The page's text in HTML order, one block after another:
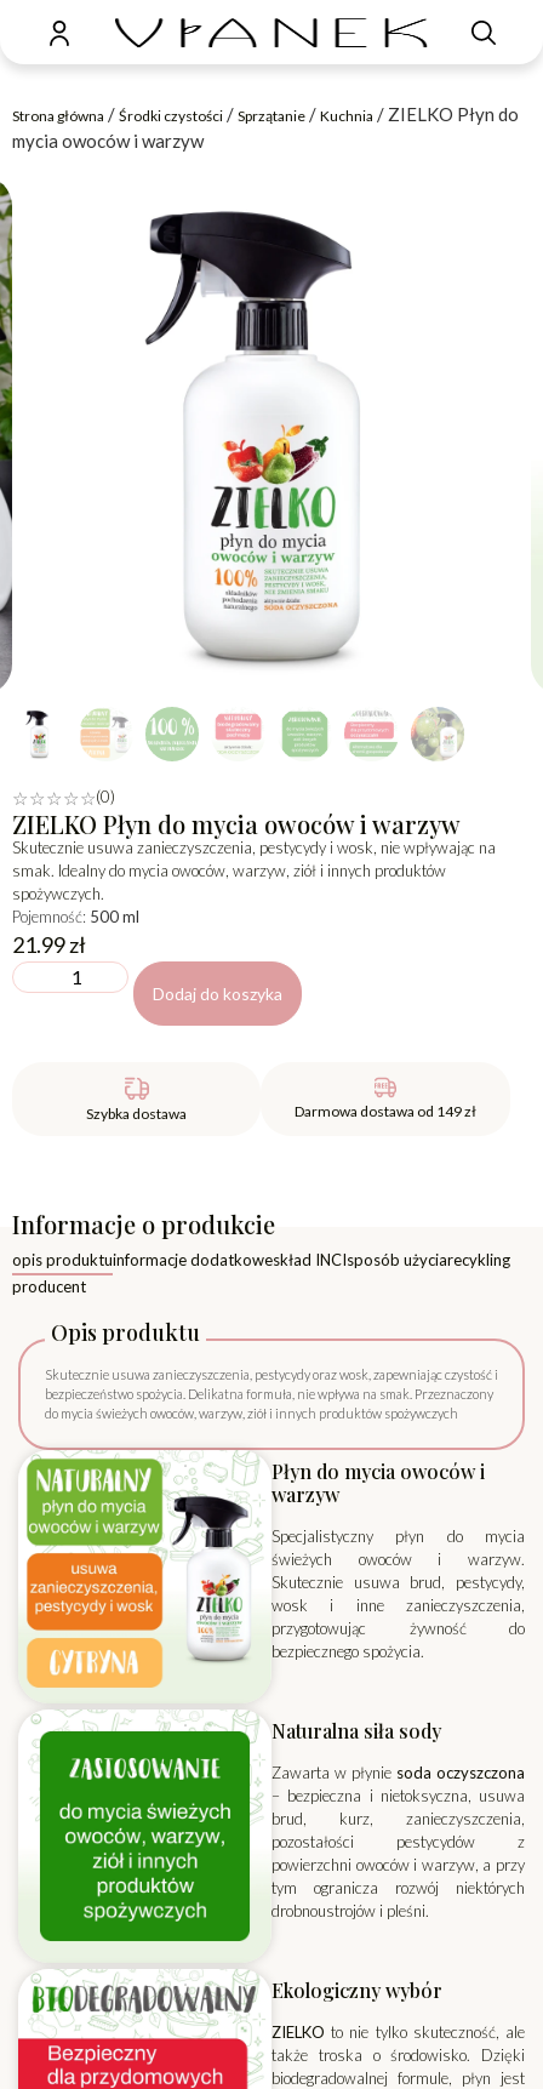
Strona główna / Środki czystości / Sprzątanie / Kuchnia / ZIELKO Płyn do
mycia owoców i warzyw
☆☆☆☆☆(0)
ZIELKO Płyn do mycia owoców i warzyw
Skutecznie usuwa zanieczyszczenia, pestycydy i wosk, nie wpływając na
smak. Idealny do mycia owoców, warzyw, ziół i innych produktów
spożywczych.
Pojemność: 500 ml
21.99zł
Dodaj do koszyka
Szybka dostawa Darmowa dostawa od 149 zł
Informacje o produkcie
opis produktuinformacje dodatkoweskład INCIsposób użyciarecykling
producent
Opis produktu
Skutecznie usuwa zanieczyszczenia, pestycydy oraz wosk, zapewniając czystość i
bezpieczeństwo spożycia. Delikatna formuła, nie wpływa na smak. Przeznaczony
do mycia świeżych owoców, warzyw, ziół i innych produktów spożywczych
Płyn do mycia owoców i
warzyw
Specjalistyczny płyn do mycia
świeżych owoców i warzyw.
Skutecznie usuwa brud, pestycydy,
wosk i inne zanieczyszczenia,
przygotowując żywność do
bezpiecznego spożycia.
Naturalna siła sody
Zawarta w płynie soda oczyszczona
– bezpieczna i nietoksyczna, usuwa
brud, kurz, zanieczyszczenia,
pozostałości pestycydów z
powierzchni owoców i warzyw, a przy
tym ogranicza rozwój niektórych
drobnoustrojów i pleśni.
Ekologiczny wybór
ZIELKO to nie tylko skuteczność, ale
także troska o środowisko. Dzięki
biodegradowalnej formule, płyn jest